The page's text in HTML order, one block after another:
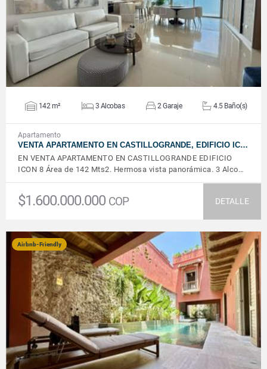
VER DETALLES
142 m² 3 Alcobas 2 Garaje 4.5 Baño(s)
Apartamento
VENTA APARTAMENTO EN CASTILLOGRANDE, EDIFICIO IC…
EN VENTA APARTAMENTO EN CASTILLOGRANDE EDIFICIO
ICON 8 Área de 142 Mts2. Hermosa vista panorámica. 3 Alco…
$1.600.000.000 COP DETALLE
Airbnb-Friendly
VER DETALLES